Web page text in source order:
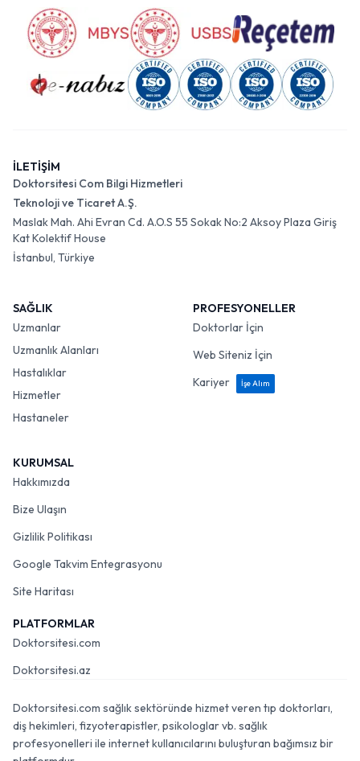
İLETİŞİM
Doktorsitesi Com Bilgi Hizmetleri
Teknoloji ve Ticaret A.Ş.
Maslak Mah. Ahi Evran Cd. A.O.S 55 Sokak No:2 Aksoy Plaza Giriş
Kat Kolektif House
İstanbul, Türkiye
SAĞLIK
Uzmanlar
Uzmanlık Alanları
Hastalıklar
Hizmetler
Hastaneler
PROFESYONELLER
Doktorlar İçin
Web Siteniz İçin
Kariyer
İşe Alım
KURUMSAL
Hakkımızda
Bize Ulaşın
Gizlilik Politikası
Google Takvim Entegrasyonu
Site Haritası
PLATFORMLAR
Doktorsitesi.com
Doktorsitesi.az
Doktorsitesi.com sağlık sektöründe hizmet veren tıp doktorları,
diş hekimleri, fizyoterapistler, psikologlar vb. sağlık
profesyonelleri ile internet kullanıcılarını buluşturan bağımsız bir